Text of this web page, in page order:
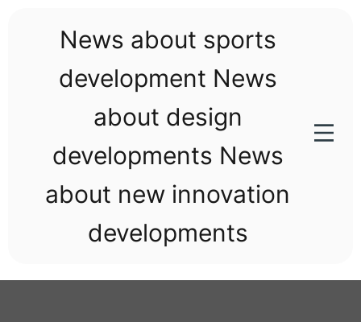
News about sports
development News
about design
developments News
about new innovation
developments